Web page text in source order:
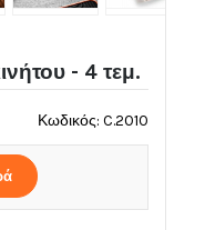
- 4 τεμ.
Κωδικός: C.2010